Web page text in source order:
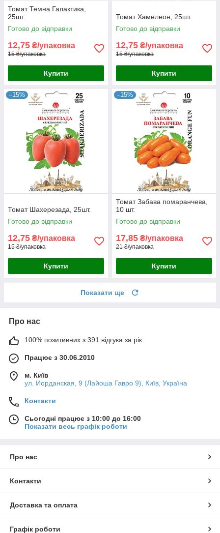
Томат Темна Галактика,
25шт.
Готово до відправки
12,75 ₴/упаковка
15 ₴/упаковка
Купити
Томат Хамелеон, 25шт.
Готово до відправки
12,75 ₴/упаковка
15 ₴/упаковка
Купити
–15%
Томат Шахерезада, 25шт.
Готово до відправки
12,75 ₴/упаковка
15 ₴/упаковка
Купити
–15%
Томат Забава помаранчева,
10 шт.
Готово до відправки
17,85 ₴/упаковка
21 ₴/упаковка
Купити
Показати ще
Про нас
100% позитивних з 391 відгука за рік
Працює з 30.06.2010
м. Київ
ул. Иорданская, 9 (Лайоша Гавро 9), Київ, Україна
Контакти
Сьогодні працює з 10:00 до 16:00
Показати весь графік роботи
Про нас
Контакти
Доставка та оплата
Графік роботи